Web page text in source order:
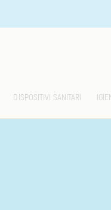
DISPOSITIVI SANITARI